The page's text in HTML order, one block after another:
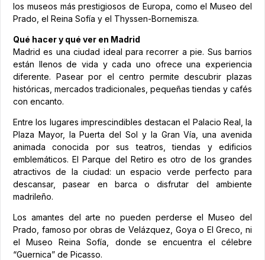
los museos más prestigiosos de Europa, como el Museo del
Prado, el Reina Sofía y el Thyssen-Bornemisza.
Qué hacer y qué ver en Madrid
Madrid es una ciudad ideal para recorrer a pie. Sus barrios
están llenos de vida y cada uno ofrece una experiencia
diferente. Pasear por el centro permite descubrir plazas
históricas, mercados tradicionales, pequeñas tiendas y cafés
con encanto.
Entre los lugares imprescindibles destacan el Palacio Real, la
Plaza Mayor, la Puerta del Sol y la Gran Vía, una avenida
animada conocida por sus teatros, tiendas y edificios
emblemáticos. El Parque del Retiro es otro de los grandes
atractivos de la ciudad: un espacio verde perfecto para
descansar, pasear en barca o disfrutar del ambiente
madrileño.
Los amantes del arte no pueden perderse el Museo del
Prado, famoso por obras de Velázquez, Goya o El Greco, ni
el Museo Reina Sofía, donde se encuentra el célebre
“Guernica” de Picasso.